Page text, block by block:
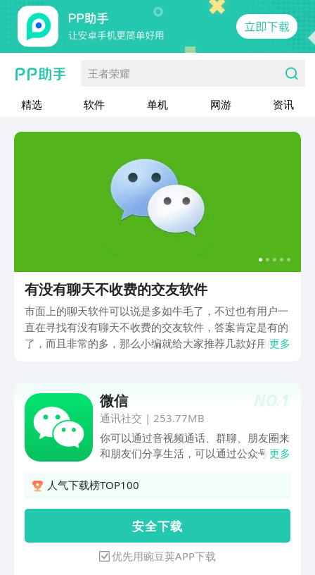
王者荣耀
精选 软件 单机 网游 资讯
有没有聊天不收费的交友软件
市面上的聊天软件可以说是多如牛毛了，不过也有用户一
直在寻找有没有聊天不收费的交友软件，答案肯定是有的
了，而且非常的多，那么小编就给大家推荐几款好用的社
更多
NO.1
微信
通讯社交 | 253.77MB
你可以通过音视频通话、群聊、朋友圈来
和朋友们分享生活，可以通过公众号、视
序方便地使用生活服务，还可以开启「关
更多
人气下载榜TOP100
安 全 下 载
优先用豌豆荚APP下载